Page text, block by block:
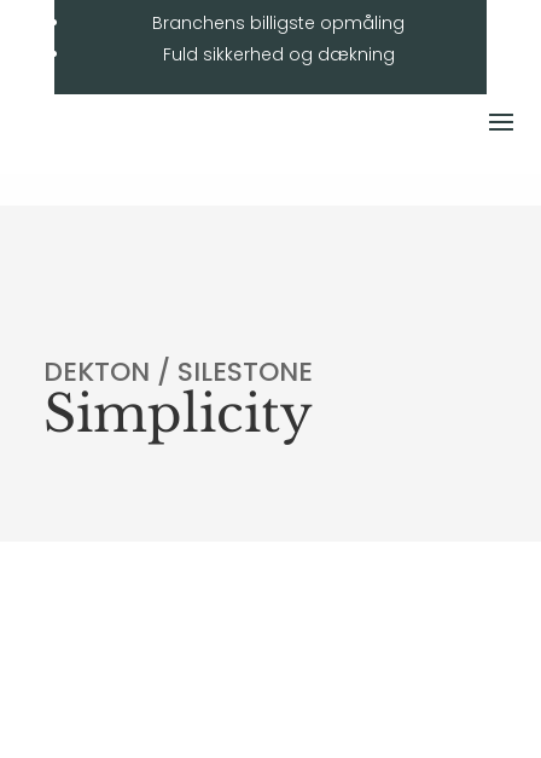
Branchens billigste opmåling
Fuld sikkerhed og dækning
DEKTON / SILESTONE
Simplicity